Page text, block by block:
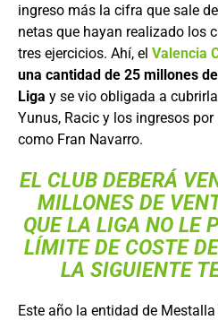
ingreso más la cifra que sale
netas que hayan realizado los
tres ejercicios. Ahí, el Valencia
una cantidad de 25 millones
Liga y se vio obligada a
Yunus, Racic y los ingresos
como Fran Navarro.
EL CLUB DEBERÁ
MILLONES DE
QUE LA LIGA NO LE
LÍMITE DE COSTE
LA SIGUIENTE
Este año la entidad de